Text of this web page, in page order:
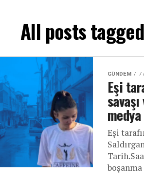
All posts
GÜNDEM 7
Eşi
Eşi